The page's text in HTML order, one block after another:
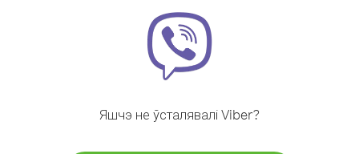
Яшчэ не ўсталявалі Viber?